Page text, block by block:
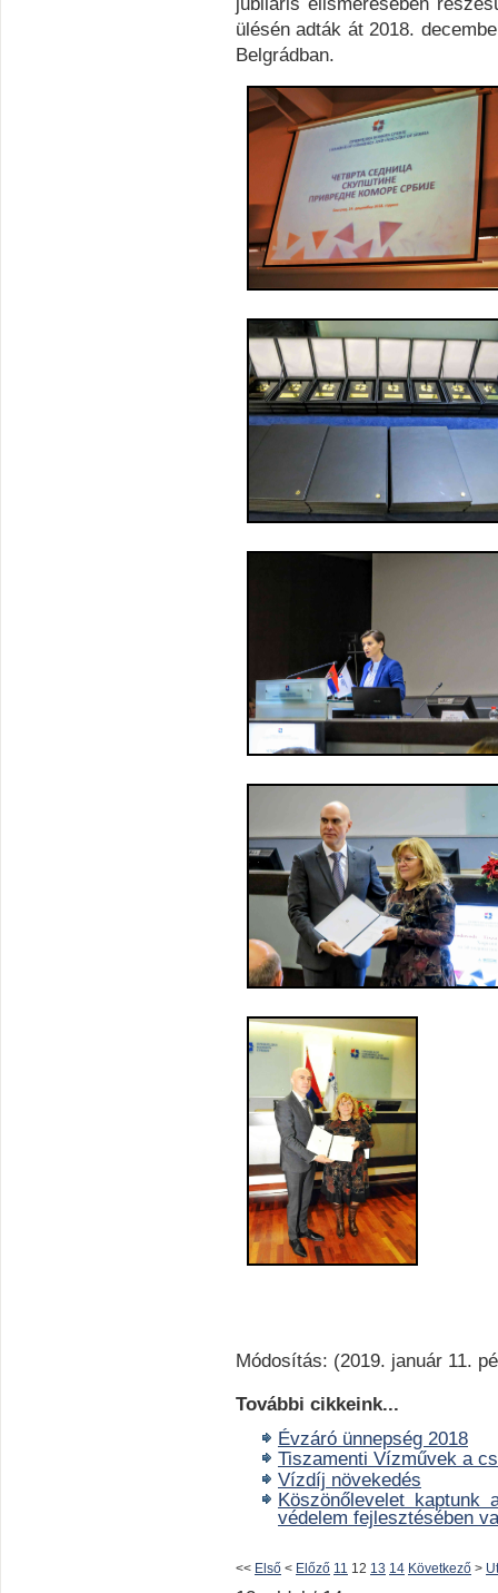
ülésén adták át 2018.
Belgrádban.
Módosítás: (2019. január 11.
További cikkeink...
Évzáró ünnepség 2018
Tiszamenti Vízművek a
Vízdíj növekedés
Köszönőlevelet
védelem fejlesztésében
<< Első < Előző 11 12 13 14 Következő >